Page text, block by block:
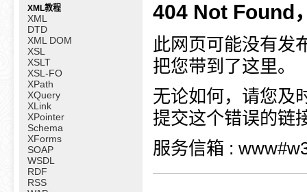
XML教程
XML
DTD
XML DOM
XSL
XSLT
XSL-FO
XPath
XQuery
XLink
XPointer
Schema
XForms
SOAP
WSDL
RDF
RSS
404 Not Found
此网页可能没有发
把您带到了这里。
无论如何，请您及
提交这个错误的链
服务信箱 :